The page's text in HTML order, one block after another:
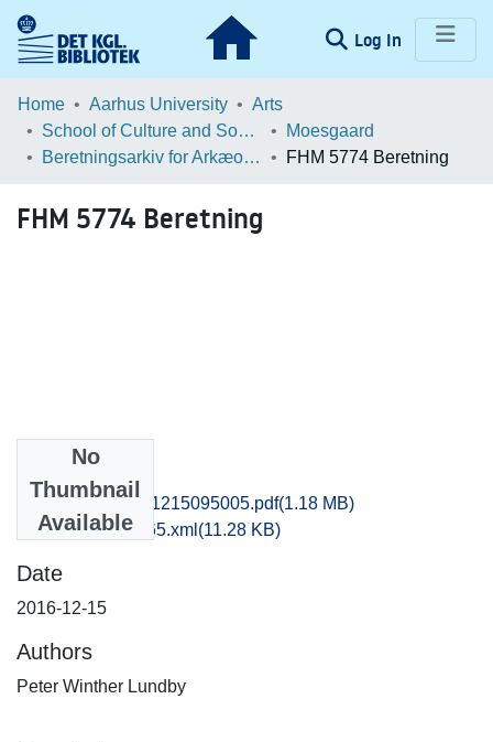
Log In (current)
Communities & Collections
Home Aarhus University
Arts
School of Culture and Society
Moesgaard
Beretningsarkiv for Arkæologiske Undersøgelser
FHM 5774 Beretning
FHM 5774 Beretning
No
Thumbnail
Available
fhm1clsk_20161215095005.pdf(1.18 MB)
recordxml_item_65.xml (11.28 KB)
Date
2016-12-15
Authors
Peter Winther Lundby